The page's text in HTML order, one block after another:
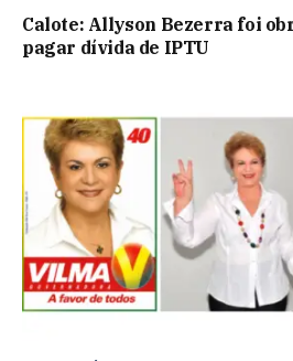
Calote: Allyson Bezerra foi
pagar dívida de IPTU